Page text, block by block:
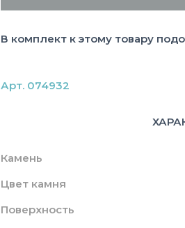
В комплект к этому товару
Арт. 074932
Камень
Цвет камня
Поверхность